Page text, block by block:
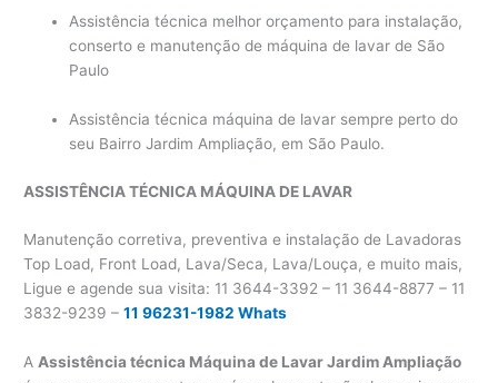
Assistência técnica melhor orçamento para instalação,
conserto e manutenção de máquina de lavar de São
Paulo
Assistência técnica máquina de lavar sempre perto do
seu Bairro Jardim Ampliação, em São Paulo.
ASSISTÊNCIA TÉCNICA MÁQUINA DE LAVAR
Manutenção corretiva, preventiva e instalação de Lavadoras
Top Load, Front Load, Lava/Seca, Lava/Louça, e muito mais,
Ligue e agende sua visita: 11 3644-3392 – 11 3644-8877 – 11
3832-9239 –11 96231-1982 Whats
AAssistência técnica Máquina de Lavar Jardim Ampliação